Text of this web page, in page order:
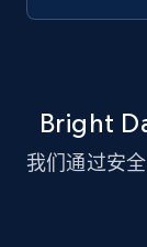
LinkedIn
Bright
我们通过安